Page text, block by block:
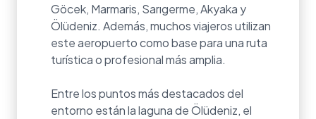
Göcek, Marmaris, Sarıgerme, Akyaka y
Ölüdeniz. Además, muchos viajeros utilizan
este aeropuerto como base para una ruta
turística o profesional más amplia.
Entre los puntos más destacados del
entorno están la laguna de Ölüdeniz, el